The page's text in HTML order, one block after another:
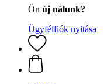
Ön új nálunk?
Ügyfélfiók nyitása